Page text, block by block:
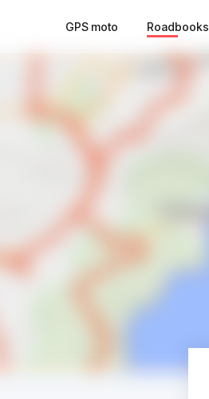
GPS moto Roadbooks